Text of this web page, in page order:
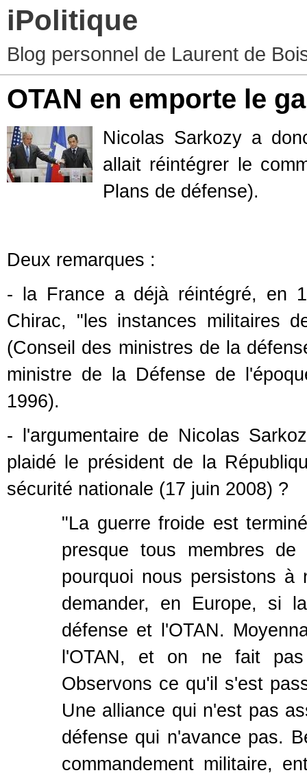
iPolitique
Blog personnel de Laurent de
OTAN en emporte le
Nicolas Sarkozy a
allait réintégrer le
Plans de défense).
Deux remarques :
- la France a déjà réintégré, en
Chirac, "les instances militaires
(Conseil des ministres de la
ministre de la Défense de
1996).
- l'argumentaire de Nicolas
plaidé le président de la
sécurité nationale (17 juin 2008) ?
"La guerre froide est
presque tous membres
pourquoi nous persistons
demander, en Europe, si
défense et l'OTAN.
l'OTAN, et on ne fait
Observons ce qu'il s'est
Une alliance qui n'est pas
défense qui n'avance pas.
commandement militaire,